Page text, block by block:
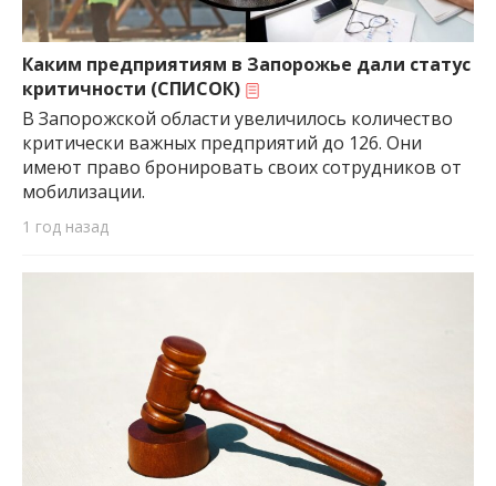
Каким предприятиям в Запорожье дали статус
критичности (СПИСОК)
В Запорожской области увеличилось количество
критически важных предприятий до 126. Они
имеют право бронировать своих сотрудников от
мобилизации.
1 год назад